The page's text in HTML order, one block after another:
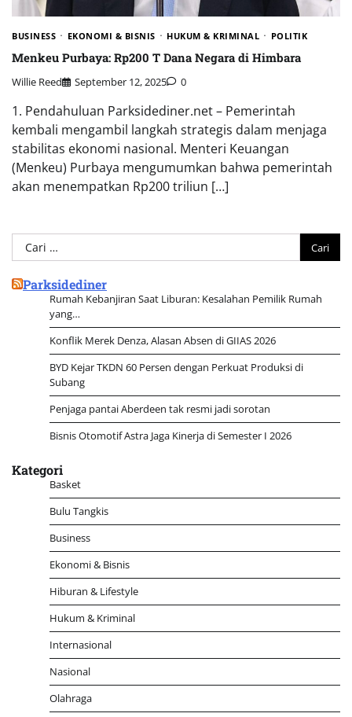
BUSINESS EKONOMI & BISNIS HUKUM & KRIMINAL POLITIK
Menkeu Purbaya: Rp200 T Dana Negara di Himbara
Willie Reed September 12, 2025 0
1. Pendahuluan Parksidediner.net – Pemerintah
kembali mengambil langkah strategis dalam menjaga
stabilitas ekonomi nasional. Menteri Keuangan
(Menkeu) Purbaya mengumumkan bahwa pemerintah
akan menempatkan Rp200 triliun […]
Cari
untuk:
Parksidediner
Rumah Kebanjiran Saat Liburan: Kesalahan Pemilik Rumah
yang…
Konflik Merek Denza, Alasan Absen di GIIAS 2026
BYD Kejar TKDN 60 Persen dengan Perkuat Produksi di
Subang
Penjaga pantai Aberdeen tak resmi jadi sorotan
Bisnis Otomotif Astra Jaga Kinerja di Semester I 2026
Kategori
Basket
Bulu Tangkis
Business
Ekonomi & Bisnis
Hiburan & Lifestyle
Hukum & Kriminal
Internasional
Nasional
Olahraga